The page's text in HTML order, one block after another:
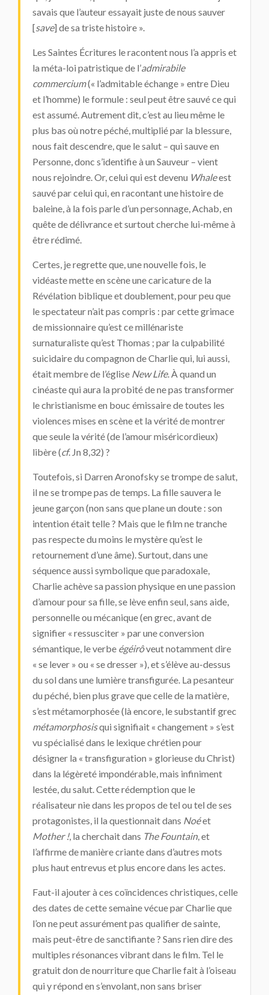
savais que l’auteur essayait juste de nous sauver
[save] de sa triste histoire ».
Les Saintes Écritures le racontent nous l’a appris et
la méta-loi patristique de l’admirabile
commercium(« l’admitable échange » entre Dieu
et l’homme) le formule : seul peut être sauvé ce qui
est assumé. Autrement dit, c’est au lieu même le
plus bas où notre péché, multiplié par la blessure,
nous fait descendre, que le salut – qui sauve en
Personne, donc s’identifie à un Sauveur – vient
nous rejoindre. Or, celui qui est devenu Whaleest
sauvé par celui qui, en racontant une histoire de
baleine, à la fois parle d’un personnage, Achab, en
quête de délivrance et surtout cherche lui-même à
être rédimé.
Certes, je regrette que, une nouvelle fois, le
vidéaste mette en scène une caricature de la
Révélation biblique et doublement, pour peu que
le spectateur n’ait pas compris : par cette grimace
de missionnaire qu’est ce millénariste
surnaturaliste qu’est Thomas ; par la culpabilité
suicidaire du compagnon de Charlie qui, lui aussi,
était membre de l’église New Life. À quand un
cinéaste qui aura la probité de ne pas transformer
le christianisme en bouc émissaire de toutes les
violences mises en scène et la vérité de montrer
que seule la vérité (de l’amour miséricordieux)
libère (cf. Jn 8,32) ?
Toutefois, si Darren Aronofsky se trompe de salut,
il ne se trompe pas de temps. La fille sauvera le
jeune garçon (non sans que plane un doute : son
intention était telle ? Mais que le film ne tranche
pas respecte du moins le mystère qu’est le
retournement d’une âme). Surtout, dans une
séquence aussi symbolique que paradoxale,
Charlie achève sa passion physique en une passion
d’amour pour sa fille, se lève enfin seul, sans aide,
personnelle ou mécanique (en grec, avant de
signifier « ressusciter » par une conversion
sémantique, le verbe égéirôveut notamment dire
« se lever » ou « se dresser »), et s’élève au-dessus
du sol dans une lumière transfigurée. La pesanteur
du péché, bien plus grave que celle de la matière,
s’est métamorphosée (là encore, le substantif grec
métamorphosisqui signifiait « changement » s’est
vu spécialisé dans le lexique chrétien pour
désigner la « transfiguration » glorieuse du Christ)
dans la légèreté impondérable, mais infiniment
lestée, du salut. Cette rédemption que le
réalisateur nie dans les propos de tel ou tel de ses
protagonistes, il la questionnait dans Noéet
Mother !, la cherchait dans The Fountain, et
l’affirme de manière criante dans d’autres mots
plus haut entrevus et plus encore dans les actes.
Faut-il ajouter à ces coïncidences christiques, celle
des dates de cette semaine vécue par Charlie que
l’on ne peut assurément pas qualifier de sainte,
mais peut-être de sanctifiante ? Sans rien dire des
multiples résonances vibrant dans le film. Tel le
gratuit don de nourriture que Charlie fait à l’oiseau
qui y répond en s’envolant, non sans briser